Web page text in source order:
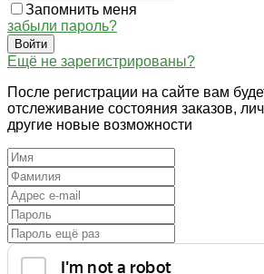
Запомнить меня
забыли пароль?
Войти
Ещё не зарегистрированы?
После регистрации на сайте вам
отслеживание состояния заказов,
другие новые возможности